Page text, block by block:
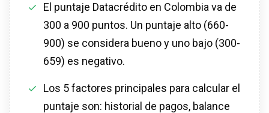
El puntaje Datacrédito en Colombia va de
300 a 900 puntos. Un puntaje alto (660-
900) se considera bueno y uno bajo (300-
659) es negativo.
Los 5 factores principales para calcular el
puntaje son: historial de pagos, balance